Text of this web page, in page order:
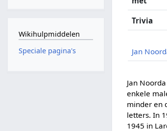
Trivia
Jan
Jan
enkele
minder en
letters. In
1945 in
Wikihulpmiddelen
Speciale pagina's